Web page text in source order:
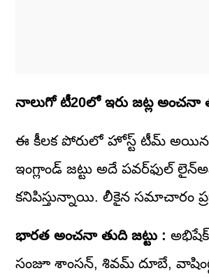
నాలుగో టీ20లో ఇరు జట్ల అంచనా
ఈ కీలక పోరులో హోస్ట్ టీమ్ అయిన
ఇంగ్లాండ్ జట్టు అదే పవర్‌ఫుల్
కనిపిస్తున్నాయి. లీకైన సమాచారం
భారత అంచనా తుది జట్టు : అభిషేక్
సంజూ శాంసన్, శివమ్ దూబే,